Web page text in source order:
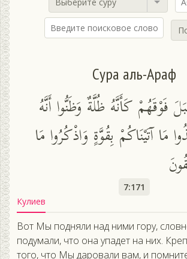
Выберите суру
Сура аль-Араф
فَوْقَهُمْ كَأَنَّهُ ظُلَّةٌ وَظَنُّوا أَنَّهُ
مَا آتَيْنَاكُمْ بِقُوَّةٍ وَاذْكُرُوا مَا
7:171
Кулиев
Вот Мы подняли над ними гору,
подумали, что она упадет на них.
того, что Мы даровали вам, и